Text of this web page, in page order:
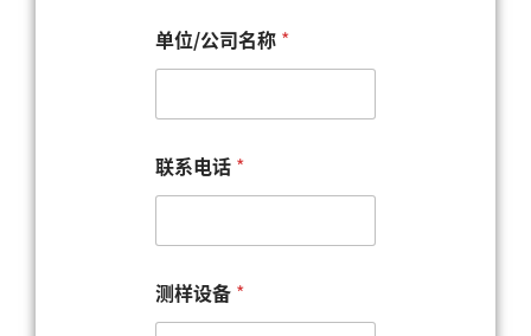
*
单位/公司名称 *
联系电话 *
测样设备 *